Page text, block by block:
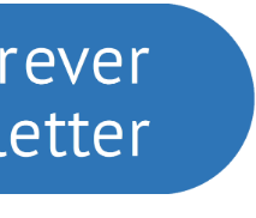
Volta” com descontos de